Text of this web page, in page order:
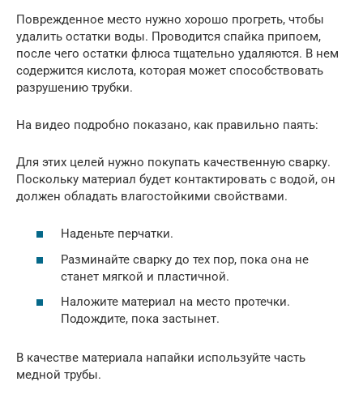
Поврежденное место нужно хорошо прогреть, чтобы
удалить остатки воды. Проводится спайка припоем,
после чего остатки флюса тщательно удаляются. В нем
содержится кислота, которая может способствовать
разрушению трубки.
На видео подробно показано, как правильно паять:
Для этих целей нужно покупать качественную сварку.
Поскольку материал будет контактировать с водой, он
должен обладать влагостойкими свойствами.
Наденьте перчатки.
Разминайте сварку до тех пор, пока она не
станет мягкой и пластичной.
Наложите материал на место протечки.
Подождите, пока застынет.
В качестве материала напайки используйте часть
медной трубы.